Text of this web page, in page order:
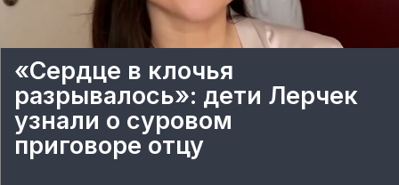
«Сердце в клочья
разрывалось»: дети Лерчек
узнали о суровом
приговоре отцу